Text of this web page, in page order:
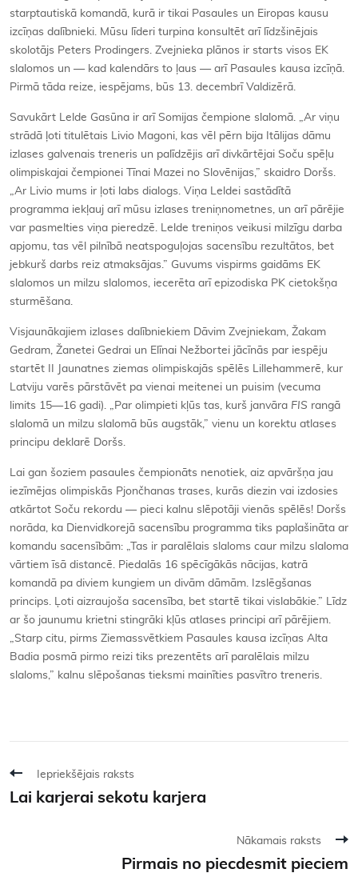
starptautiskā komandā, kurā ir tikai Pasaules un Eiropas kausu
izcīņas dalībnieki. Mūsu līderi turpina konsultēt arī līdzšinējais
skolotājs Peters Prodingers. Zvejnieka plānos ir starts visos EK
slalomos un — kad kalendārs to ļaus — arī Pasaules kausa izcīņā.
Pirmā tāda reize, iespējams, būs 13. decembrī Valdizērā.
Savukārt Lelde Gasūna ir arī Somijas čempione slalomā. „Ar viņu
strādā ļoti titulētais Livio Magoni, kas vēl pērn bija Itālijas dāmu
izlases galvenais treneris un palīdzējis arī divkārtējai Soču spēļu
olimpiskajai čempionei Tīnai Mazei no Slovēnijas,” skaidro Doršs.
„Ar Livio mums ir ļoti labs dialogs. Viņa Leldei sastādītā
programma iekļauj arī mūsu izlases treniņnometnes, un arī pārējie
var pasmelties viņa pieredzē. Lelde treniņos veikusi milzīgu darba
apjomu, tas vēl pilnībā neatspoguļojas sacensību rezultātos, bet
jebkurš darbs reiz atmaksājas.” Guvums vispirms gaidāms EK
slalomos un milzu slalomos, iecerēta arī epizodiska PK cietokšņa
sturmēšana.
Visjaunākajiem izlases dalībniekiem Dāvim Zvejniekam, Žakam
Gedram, Žanetei Gedrai un Elīnai Nežbortei jācīnās par iespēju
startēt II Jaunatnes ziemas olimpiskajās spēlēs Lillehammerē, kur
Latviju varēs pārstāvēt pa vienai meitenei un puisim (vecuma
limits 15—16 gadi). „Par olimpieti kļūs tas, kurš janvāra FIS rangā
slalomā un milzu slalomā būs augstāk,” vienu un korektu atlases
principu deklarē Doršs.
Lai gan šoziem pasaules čempionāts nenotiek, aiz apvāršņa jau
iezīmējas olimpiskās Pjončhanas trases, kurās diezin vai izdosies
atkārtot Soču rekordu — pieci kalnu slēpotāji vienās spēlēs! Doršs
norāda, ka Dienvidkorejā sacensību programma tiks paplašināta ar
komandu sacensībām: „Tas ir paralēlais slaloms caur milzu slaloma
vārtiem īsā distancē. Piedalās 16 spēcīgākās nācijas, katrā
komandā pa diviem kungiem un divām dāmām. Izslēgšanas
princips. Ļoti aizraujoša sacensība, bet startē tikai vislabākie.” Līdz
ar šo jaunumu krietni stingrāki kļūs atlases principi arī pārējiem.
„Starp citu, pirms Ziemassvētkiem Pasaules kausa izcīņas Alta
Badia posmā pirmo reizi tiks prezentēts arī paralēlais milzu
slaloms,” kalnu slēpošanas tieksmi mainīties pasvītro treneris.
Iepriekšējais raksts
Lai karjerai sekotu karjera
Nākamais raksts
Pirmais no piecdesmit pieciem